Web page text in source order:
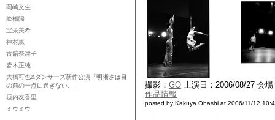
岡崎文生
舩橋陽
宝栄美希
神村恵
古舘奈津子
皆木正純
大橋可也&ダンサーズ新作公演「明晰さは目
の前の一点に過ぎない。」
垣内友香里
ミウミウ
撮影： GO 上演日：2006/08/27 会
作品情報
posted by Kakuya Ohashi at 2006/11/12